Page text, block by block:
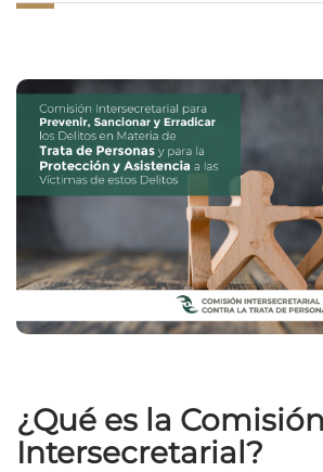
¿Qué es la Comisión
Intersecretarial?